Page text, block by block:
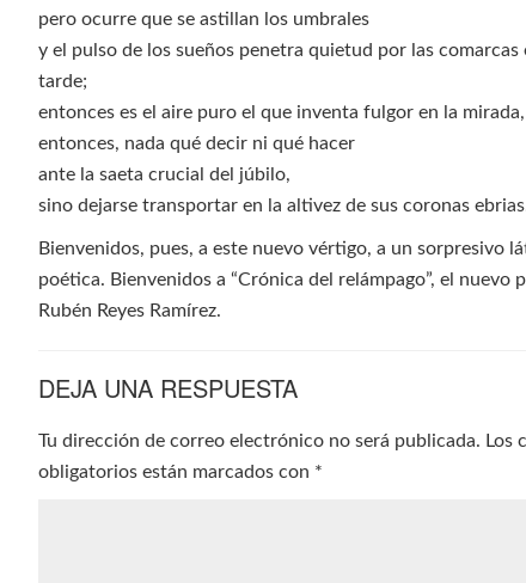
pero ocurre que se astillan los umbrales
y el pulso de los sueños penetra quietud por las comarcas
tarde;
entonces es el aire puro el que inventa fulgor en la mirada,
entonces, nada qué decir ni qué hacer
ante la saeta crucial del júbilo,
sino dejarse transportar en la altivez de sus coronas
Bienvenidos, pues, a este nuevo vértigo, a un sorpresivo
poética. Bienvenidos a “Crónica del relámpago”, el nuevo
Rubén Reyes Ramírez.
DEJA UNA RESPUESTA
Tu dirección de correo electrónico no será publicada. Los
obligatorios están marcados con *